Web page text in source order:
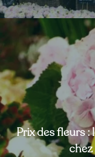
Prix des fleurs